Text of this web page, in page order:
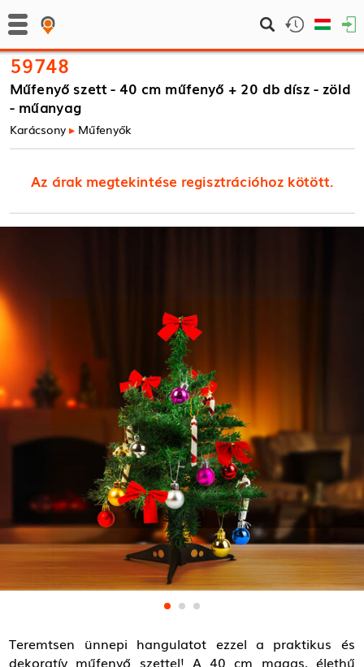
59748
Műfenyő szett - 40 cm műfenyő + 20 db dísz - zöld
- műanyag
Karácsony Műfenyők
Az árak megtekintése regisztrációhoz kötött.
Teremtsen ünnepi hangulatot ezzel a praktikus és
dekoratív műfenyő szettel! A 40 cm magas, élethű